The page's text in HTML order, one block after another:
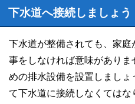
下水道へ接続しましょう
下水道が整備されても、家
事をしなければ意味があり
めの排水設備を設置しまし
て下水道に接続しなくてはな